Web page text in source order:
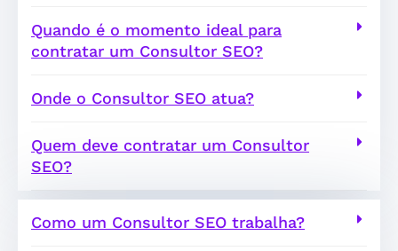
Quando é o momento ideal para
contratar um Consultor SEO?
Onde o Consultor SEO atua?
Quem deve contratar um Consultor
SEO?
Como um Consultor SEO trabalha?